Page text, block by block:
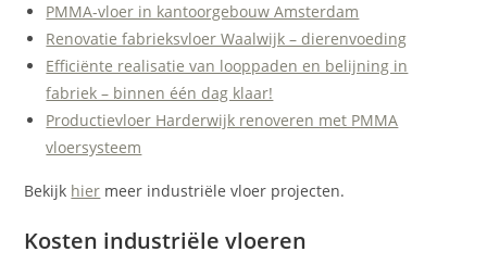
PMMA-vloer in kantoorgebouw Amsterdam
Renovatie fabrieksvloer Waalwijk – dierenvoeding
Efficiënte realisatie van looppaden en belijning in
fabriek – binnen één dag klaar!
Productievloer Harderwijk renoveren met PMMA
vloersysteem
Bekijk hier meer industriële vloer projecten.
Kosten industriële vloeren